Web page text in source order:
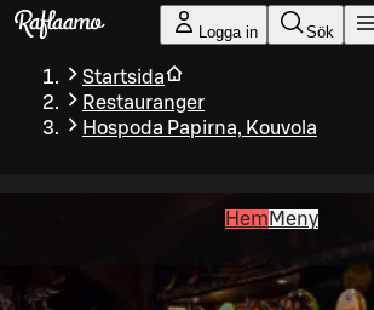
Gå till huvudinnehållet
Logga in Sök
Startsida
Restauranger
Hospoda Papirna, Kouvola
Hem Meny